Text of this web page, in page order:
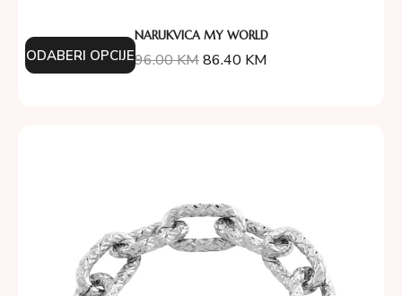
NARUKVICA MY WORLD
96.00KM86.40 KM
ODABERI OPCIJE